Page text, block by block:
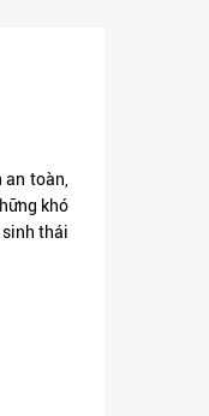
toàn,
khó
thái